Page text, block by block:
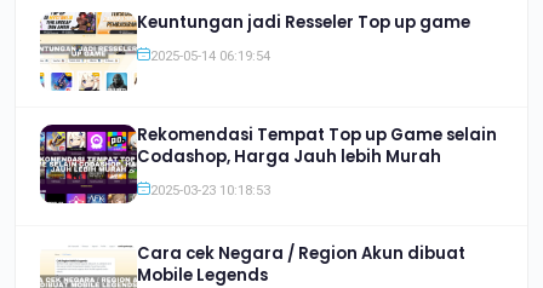
Keuntungan jadi Resseler Top up game
2025-05-14 06:19:54
Rekomendasi Tempat Top up Game selain
Codashop, Harga Jauh lebih Murah
2025-03-23 10:18:53
Cara cek Negara / Region Akun dibuat
Mobile Legends